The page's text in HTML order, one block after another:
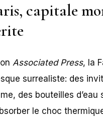
capitale
Associated Press, la
surrealiste: des
des bouteilles
le choc